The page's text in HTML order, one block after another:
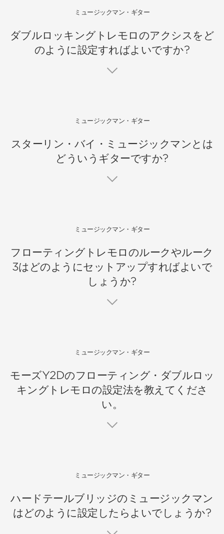
ミュージックマン・ギター
ダブルロッキングトレモロのアクシスをど
のように設定すればよいですか?
ミュージックマン・ギター
スターリン・バイ・ミュージックマンとは
どういうギターですか?
ミュージックマン・ギター
フローティングトレモロのルークやルーク
3はどのようにセットアップすればよいで
しょうか?
ミュージックマン・ギター
モーズY2Dのフローティング・ダブルロッ
キングトレモロの設定法を教えてくださ
い。
ミュージックマン・ギター
ハードテールブリッジのミュージックマン
はどのように設定したらよいでしょうか?